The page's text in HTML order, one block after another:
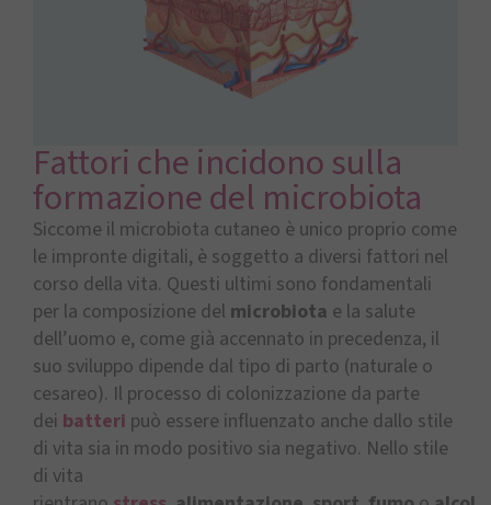
Fattori che incidono sulla
formazione del microbiota
Siccome il microbiota cutaneo è unico proprio come
le impronte digitali, è soggetto a diversi fattori nel
corso della vita. Questi ultimi sono fondamentali
per la composizione del microbiota e la salute
dell’uomo e, come già accennato in precedenza, il
suo sviluppo dipende dal tipo di parto (naturale o
cesareo). Il processo di colonizzazione da parte
dei batteri può essere influenzato anche dallo stile
di vita sia in modo positivo sia negativo. Nello stile
di vita